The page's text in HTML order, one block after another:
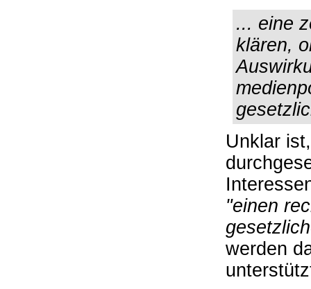
... eine
klären,
Unklar
"einen
werden